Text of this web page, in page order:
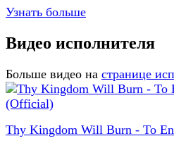
Узнать больше
Видео исполнителя
Больше видео на странице
Thy Kingdom Will Burn - To